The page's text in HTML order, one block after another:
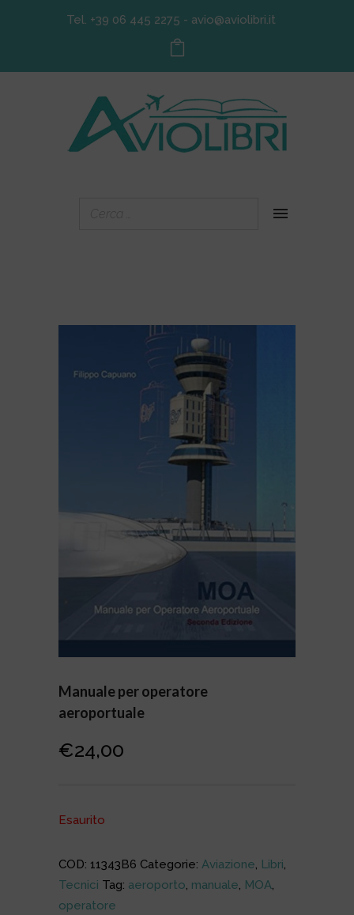
Tel. +39 06 445 2275 - avio@aviolibri.it
Manuale per operatore
aeroportuale
€24,00
Esaurito
COD: 11343B6 Categorie: Aviazione, Libri,
Tecnici Tag: aeroporto, manuale, MOA,
operatore